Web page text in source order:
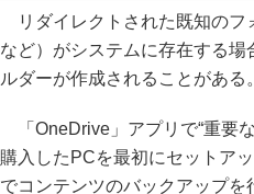
リダイレクトされた既知のフ
など）がシステムに存在する場
ルダーが作成されることがある
「OneDrive」アプリで“重要
購入したPCを最初にセットア
でコンテンツのバックアップ